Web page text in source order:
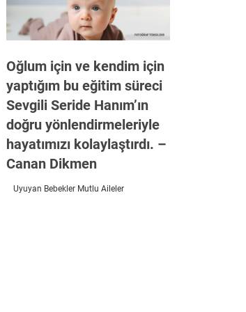
Oğlum için ve kendim için
yaptığım bu eğitim süreci
Sevgili Seride Hanım’ın
doğru yönlendirmeleriyle
hayatımızı kolaylaştırdı. –
Canan Dikmen
Uyuyan Bebekler Mutlu Aileler